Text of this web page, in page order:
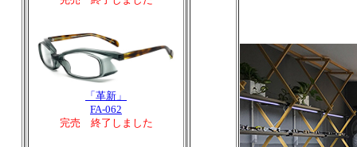
「革新」
FA-062
完売 終了しました